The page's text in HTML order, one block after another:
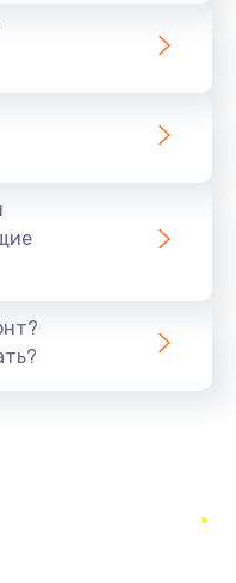
моста
BIOS